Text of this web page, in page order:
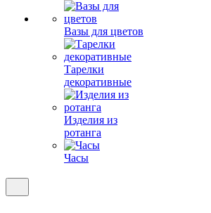
Вазы для цветов
Тарелки
декоративные
Изделия из
ротанга
Часы